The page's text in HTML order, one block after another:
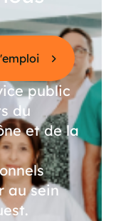
public
du
et de la
au sein